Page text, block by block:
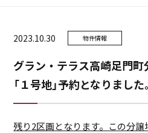
2023.10.30 物件情報
グラン・テラス高崎足門町
「１号地」予約となりました。
残り2区画となります。この分